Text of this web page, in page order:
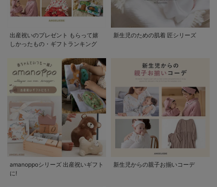
出産祝いのプレゼント もらって嬉
しかったもの・ギフトランキング
新生児のための肌着 匠シリーズ
amanoppoシリーズ 出産祝いギフト
に!
新生児からの親子お揃いコーデ